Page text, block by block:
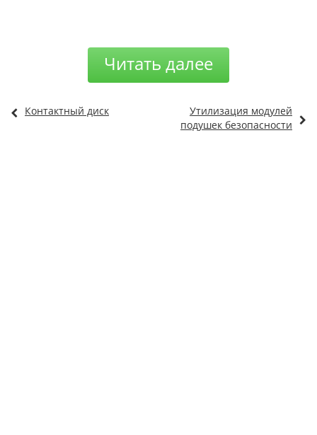
Читать далее
Контактный диск
Утилизация модулей
подушек безопасности